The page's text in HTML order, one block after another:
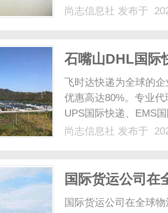
业务。潍坊DHL国际
尚志信息社 发布于
石嘴山DHL国际
飞时达快递为全球的
优惠高达80%。专业
UPS国际快递、EMS
业务。石嘴山DHL国
尚志信息社 发布于
国际货运公司在
析
国际货运公司在全球